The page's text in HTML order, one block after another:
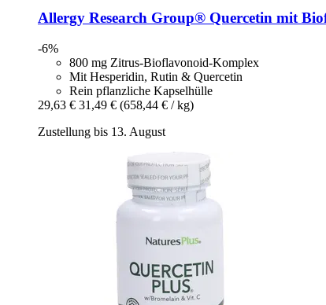
Allergy Research Group® Quercetin mit
-6%
800 mg Zitrus-Bioflavonoid-Komplex
Mit Hesperidin, Rutin & Quercetin
Rein pflanzliche Kapselhülle
29,63 € 31,49 € (658,44 € / kg)
Zustellung bis 13. August